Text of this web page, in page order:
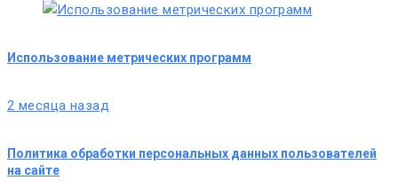
Использование метрических программ
2 месяца назад
Политика обработки персональных данных пользователей
на сайте